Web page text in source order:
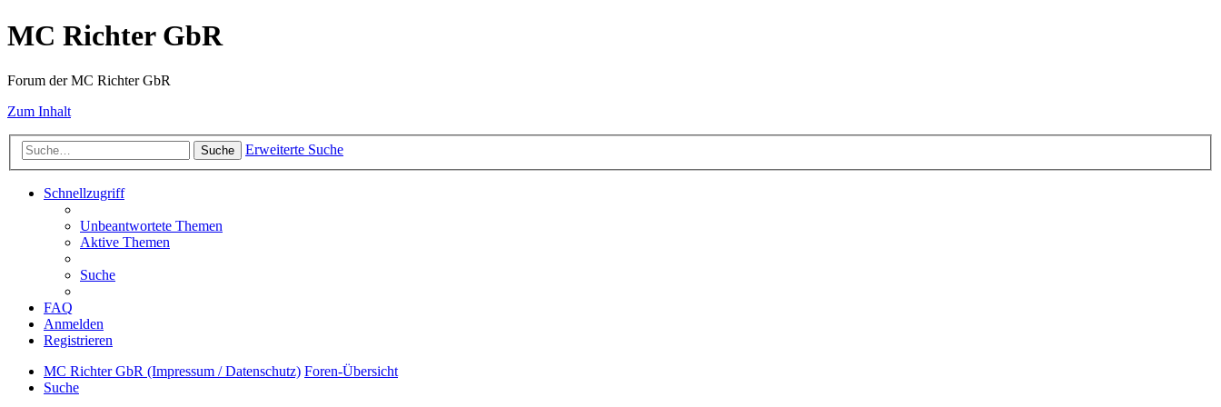
MC Richter GbR
Forum der MC Richter GbR
Zum Inhalt
Suche Erweiterte Suche
Schnellzugriff
Unbeantwortete Themen
Aktive Themen
Suche
FAQ
Anmelden
Registrieren
MC Richter GbR (Impressum / Datenschutz) Foren-Übersicht
Suche